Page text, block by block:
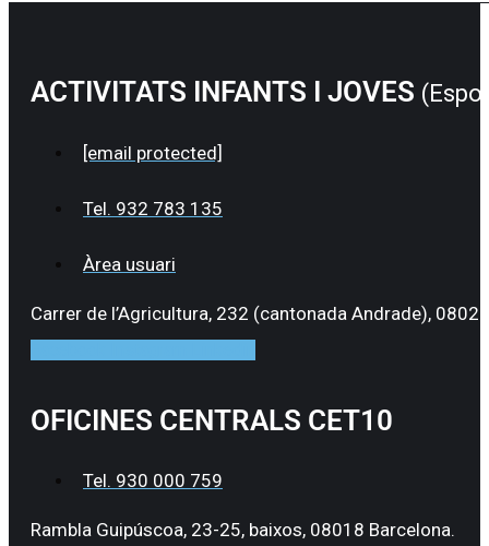
ACTIVITATS INFANTS I JOVES
[email protected]
Tel. 932 783 135
Àrea usuari
Carrer de l’Agricultura, 232 (cantonada Andrade),
OFICINES CENTRALS CET10
Tel. 930 000 759
Rambla Guipúscoa, 23-25, baixos, 08018 Barcelona.